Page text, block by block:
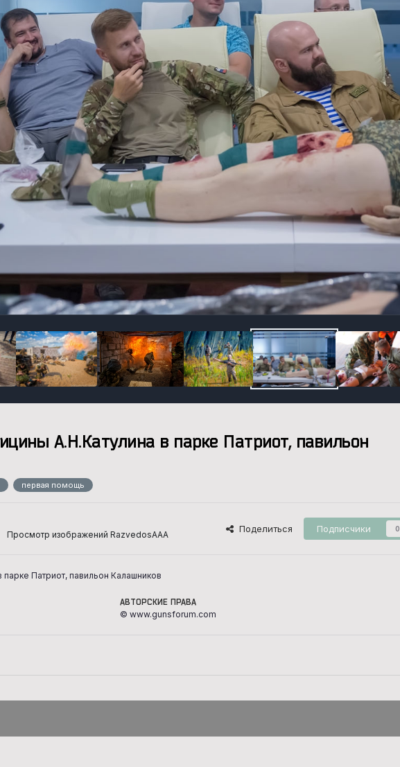
А.Н.Катулина в парке Патриот, павильон
первая помощь
Просмотр изображений RazvedosAAA
Поделиться Подписчики 0
Патриот, павильон Калашников
АВТОРСКИЕ ПРАВА
© www.gunsforum.com